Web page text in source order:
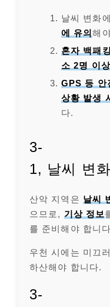
날씨 변화
에 유의해
혼자 백패
소 2명 이상
GPS 등 안
상황 발생
다.
3-
1, 날씨 변
산악 지역은 날씨
으므로, 기상 정보
를 준비해야 합니
우천 시에는 미끄
하산해야 합니다.
3-